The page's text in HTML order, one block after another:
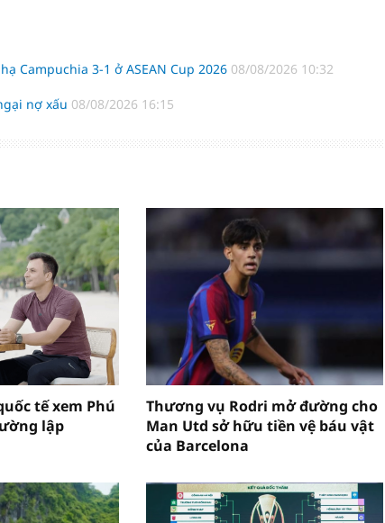
Campuchia 3-1 ở ASEAN Cup 2026 08/08/2026 10:32
nợ xấu 08/08/2026 16:15
tế xem Phú
lập
Thương vụ Rodri mở đường cho
Man Utd sở hữu tiền vệ báu vật
của Barcelona